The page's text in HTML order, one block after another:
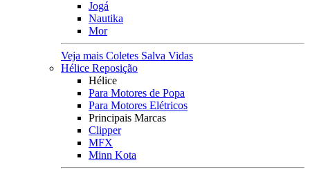
Jogá
Nautika
Mor
Veja mais Coletes Salva Vidas
Hélice Reposição
Hélice
Para Motores de Popa
Para Motores Elétricos
Principais Marcas
Clipper
MFX
Minn Kota